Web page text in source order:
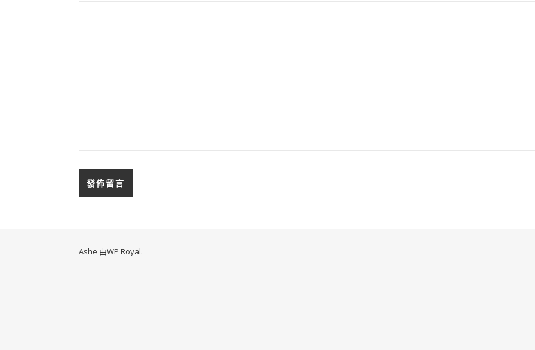
Ashe 由WP Royal.